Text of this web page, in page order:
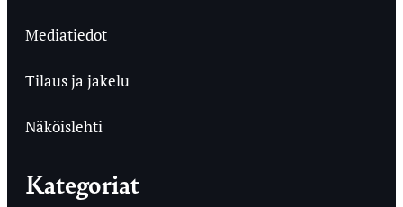
Mediatiedot
Tilaus ja jakelu
Näköislehti
Kategoriat